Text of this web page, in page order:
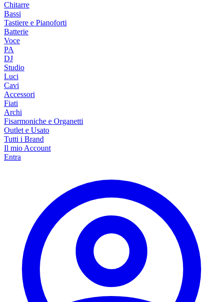
Chitarre
Bassi
Tastiere e Pianoforti
Batterie
Voce
PA
DJ
Studio
Luci
Cavi
Accessori
Fiati
Archi
Fisarmoniche e Organetti
Outlet e Usato
Tutti i Brand
Il mio Account
Entra